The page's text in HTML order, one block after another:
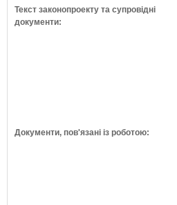
Текст законопроекту та супровідні
документи:
Документи, пов'язані із роботою: